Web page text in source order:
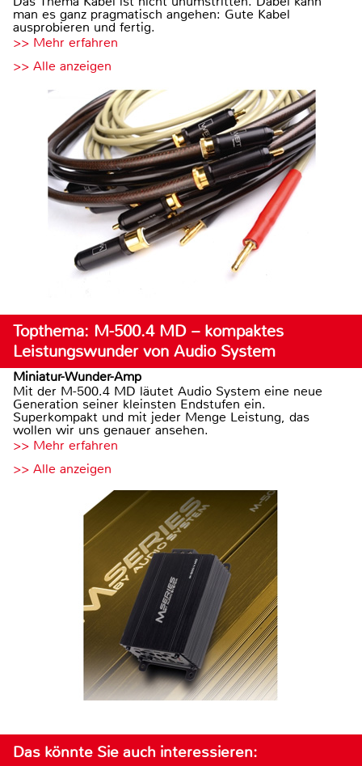
man es ganz pragmatisch angehen: Gute Kabel
ausprobieren und fertig.
>> Mehr erfahren
>> Alle anzeigen
Topthema: M-500.4 MD – kompaktes
Leistungswunder von Audio System
Miniatur-Wunder-Amp
Mit der M-500.4 MD läutet Audio System eine neue
Generation seiner kleinsten Endstufen ein.
Superkompakt und mit jeder Menge Leistung, das
wollen wir uns genauer ansehen.
>> Mehr erfahren
>> Alle anzeigen
Das könnte Sie auch interessieren: